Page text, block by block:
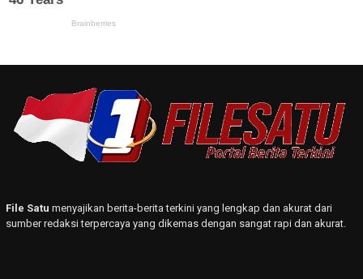
File Satu menyajikan berita-berita terkini yang lengkap dan akurat dari
sumber redaksi terpercaya yang dikemas dengan sangat rapi dan akurat.